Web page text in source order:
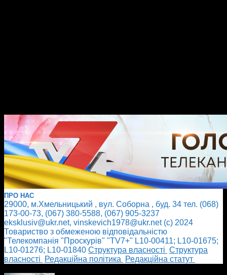
ПРО НАС
29000, м.Хмельницький , вул. Соборна , буд. 34 тел. (068)
173-00-73, (067) 380-5588, (067) 905-3237
eksklusiv@ukr.net, vinskevich1978@ukr.net (с) 2024
Товариство з обмеженою відповідальністю
"Телекомпанія "Проскурів" "TV7+" L10-00411; L10-01675;
L10-01276; L10-01840 Cтруктура власності Cтруктура
власності
Редакційна політика
Редакційна статут